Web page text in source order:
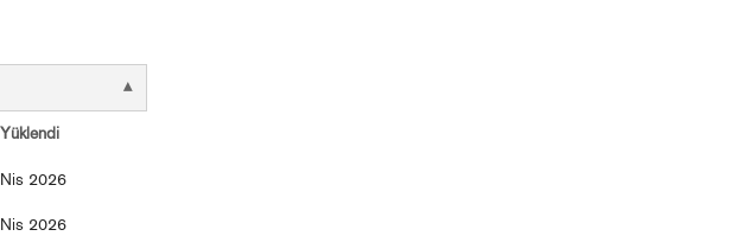
Yüklendi
Nis 2026
Nis 2026